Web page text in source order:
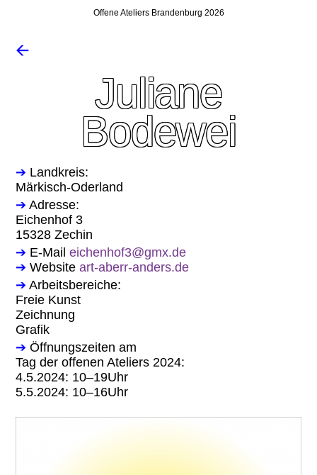
Offene Ateliers Brandenburg 2026
🡨
Juliane
Bodewei
➔ Landkreis:
Märkisch-Oderland
➔ Adresse:
Eichenhof 3
15328 Zechin
➔ E-Mail eichenhof3@gmx.de
➔ Websiteart-aberr-anders.de
➔Arbeitsbereiche:
Freie Kunst
Zeichnung
Grafik
➔ Öffnungszeiten am
Tag der offenen Ateliers 2024:
4.5.2024: 10–19Uhr
5.5.2024: 10–16Uhr